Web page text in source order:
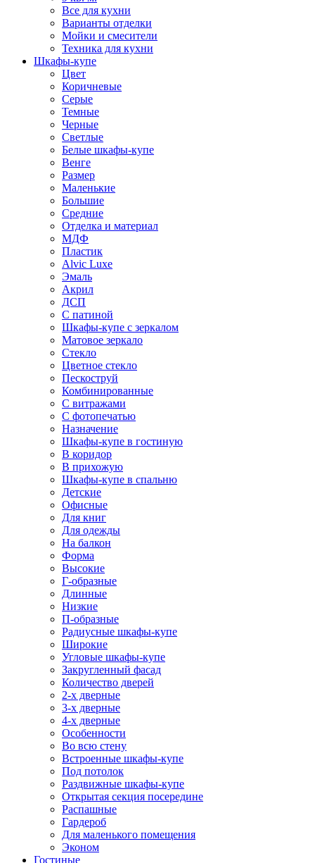
Все для кухни
Варианты отделки
Мойки и смесители
Техника для кухни
Шкафы-купе
Цвет
Коричневые
Серые
Темные
Черные
Светлые
Белые шкафы-купе
Венге
Размер
Маленькие
Большие
Средние
Отделка и материал
МДФ
Пластик
Alvic Luxe
Эмаль
Акрил
ДСП
С патиной
Шкафы-купе с зеркалом
Матовое зеркало
Стекло
Цветное стекло
Пескоструй
Комбинированные
С витражами
С фотопечатью
Назначение
Шкафы-купе в гостиную
В коридор
В прихожую
Шкафы-купе в спальню
Детские
Офисные
Для книг
Для одежды
На балкон
Форма
Высокие
Г-образные
Длинные
Низкие
П-образные
Радиусные шкафы-купе
Широкие
Угловые шкафы-купе
Закругленный фасад
Количество дверей
2-х дверные
3-х дверные
4-х дверные
Особенности
Во всю стену
Встроенные шкафы-купе
Под потолок
Раздвижные шкафы-купе
Открытая секция посередине
Распашные
Гардероб
Для маленького помещения
Эконом
Гостиные